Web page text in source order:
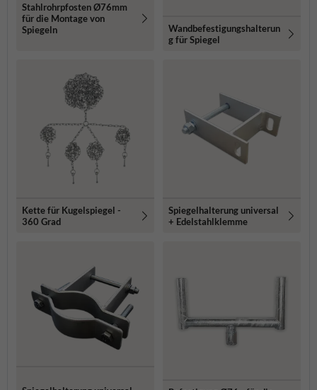
Stahlrohrpfosten Ø76mm
für die Montage von
Spiegeln
Wandbefestigungshalterun
g für Spiegel
Kette für Kugelspiegel -
360 Grad
Spiegelhalterung universal
+ Edelstahlklemme